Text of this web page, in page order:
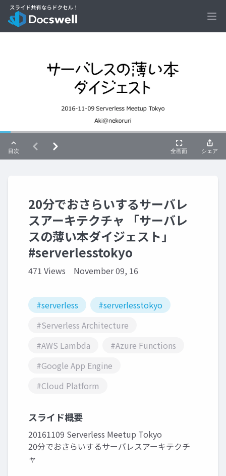
20分でおさらいするサーバレ
スアーキテクチャ 「サーバレ
スの薄い本ダイジェスト」
#serverlesstokyo
471 Views November 09, 16
#serverless
#serverlesstokyo
#Serverless Architecture
#AWS Lambda
#Azure Functions
#Google App Engine
#Cloud Platform
スライド概要
20161109 Serverless Meetup Tokyo
20分でおさらいするサーバレスアーキテクチ
ャ